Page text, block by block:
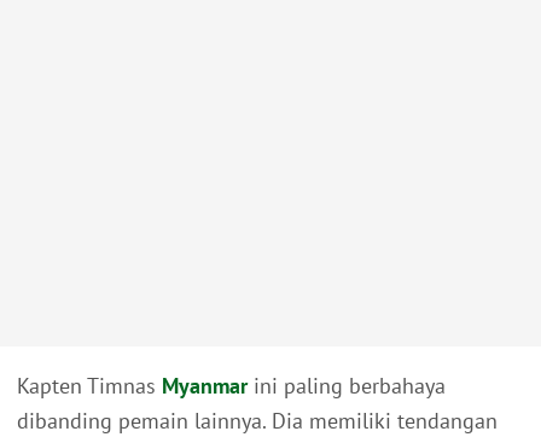
Kapten Timnas Myanmarini paling berbahaya
dibanding pemain lainnya. Dia memiliki tendangan